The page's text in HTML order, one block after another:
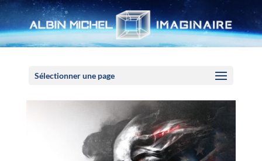
Sélectionner une page
Panneau de gestion des cookies